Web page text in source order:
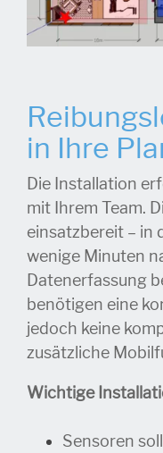
in Ihre
Die Installation
mit Ihrem Team.
einsatzbereit – in
wenige Minuten
Datenerfassung
benötigen eine
jedoch keine
zusätzliche
Wichtige
Sensoren